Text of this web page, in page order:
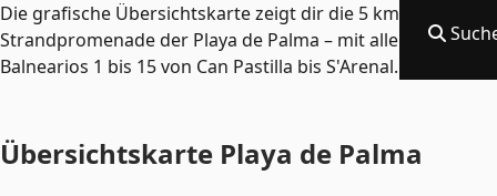
Die grafische Übersichtskarte zeigt dir die 5 km lange
Strandpromenade der Playa de Palma – mit allen
Balnearios 1 bis 15 von Can Pastilla bis S'Arenal.
Übersichtskarte Playa de Palma